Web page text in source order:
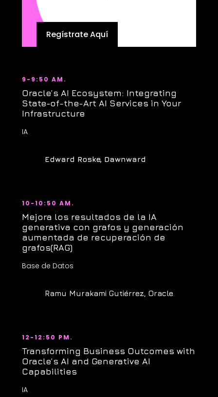
Regístrate Aquí
9-9:50 AM.
Oracle’s AI Ecosystem: Integrating
State-of-the-Art AI Services in Your
Infrastructure
IA
Edward Roske, Dawnward
10-10:50 AM.
Mejora los resultados de la IA
generativa con grafos y generación
aumentada de recuperación de
grafos(RAG)
Base de Datos
Ramu Murakami Gutiérrez, Oracle
12-12:50 PM.
Transforming Business Outcomes with
Oracle’s AI and Generative AI
Capabilities
IA